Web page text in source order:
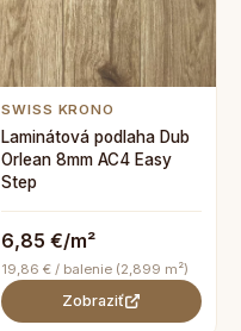
SWISS KRONO
Laminátová podlaha Dub
Orlean 8mm AC4 Easy
Step
6,85 €/m²
19,86 € / balenie (2,899 m²)
Zobraziť